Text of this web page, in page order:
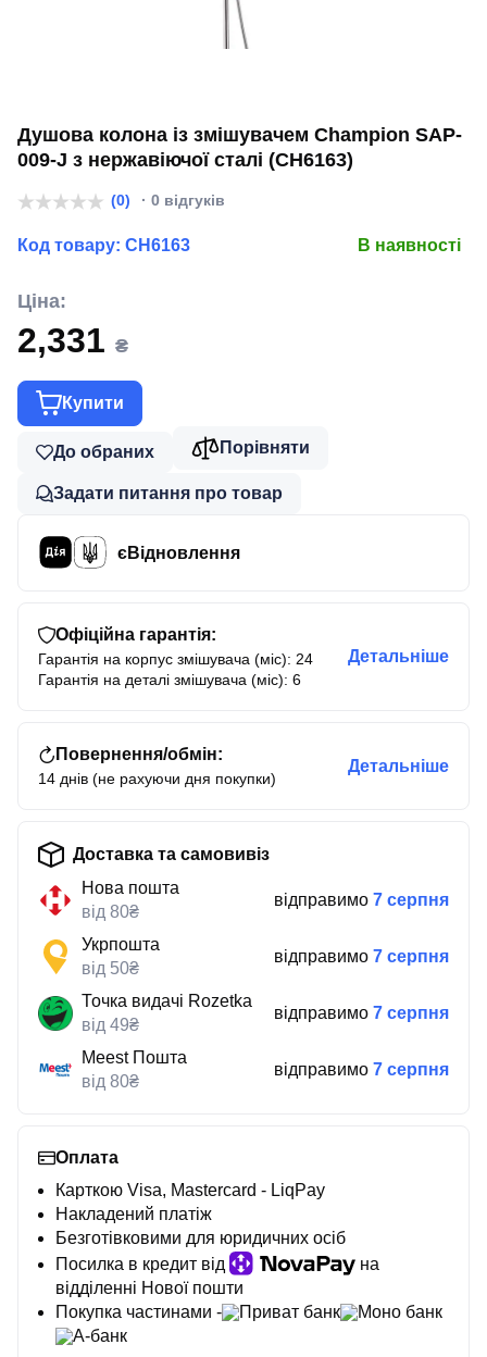
Душова колона із змішувачем Champion SAP-
009-J з нержавіючої сталі (CH6163)
(0) · 0 відгуків
Код товару: CH6163 В наявності
Ціна:
2,331 ₴
Купити
До обраних Порівняти
Задати питання про товар
єВідновлення
Офіційна гарантія:
Гарантія на корпус змішувача (міс): 24
Гарантія на деталі змішувача (міс): 6
Детальніше
Повернення/обмін:
14 днів (не рахуючи дня покупки)
Детальніше
Доставка та самовивіз
Нова пошта
від 80₴
відправимо 7 серпня
Укрпошта
від 50₴
відправимо 7 серпня
Точка видачі Rozetka
від 49₴
відправимо 7 серпня
Meest Пошта
від 80₴
відправимо 7 серпня
Оплата
Карткою Visa, Mastercard - LiqPay
Накладений платіж
Безготівковими для юридичних осіб
Посилка в кредит від
на
відділенні Нової пошти
Покупка частинами -
Приват банк
Моно банк
А-банк